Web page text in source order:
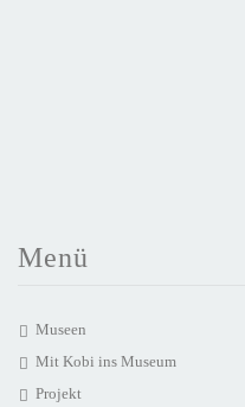
Menü
Museen
Mit Kobi ins Museum
Projekt